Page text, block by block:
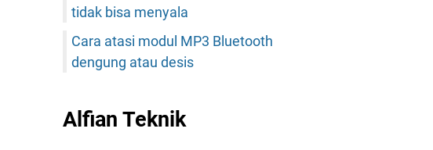
tidak bisa menyala
Cara atasi modul MP3 Bluetooth
dengung atau desis
Alfian Teknik